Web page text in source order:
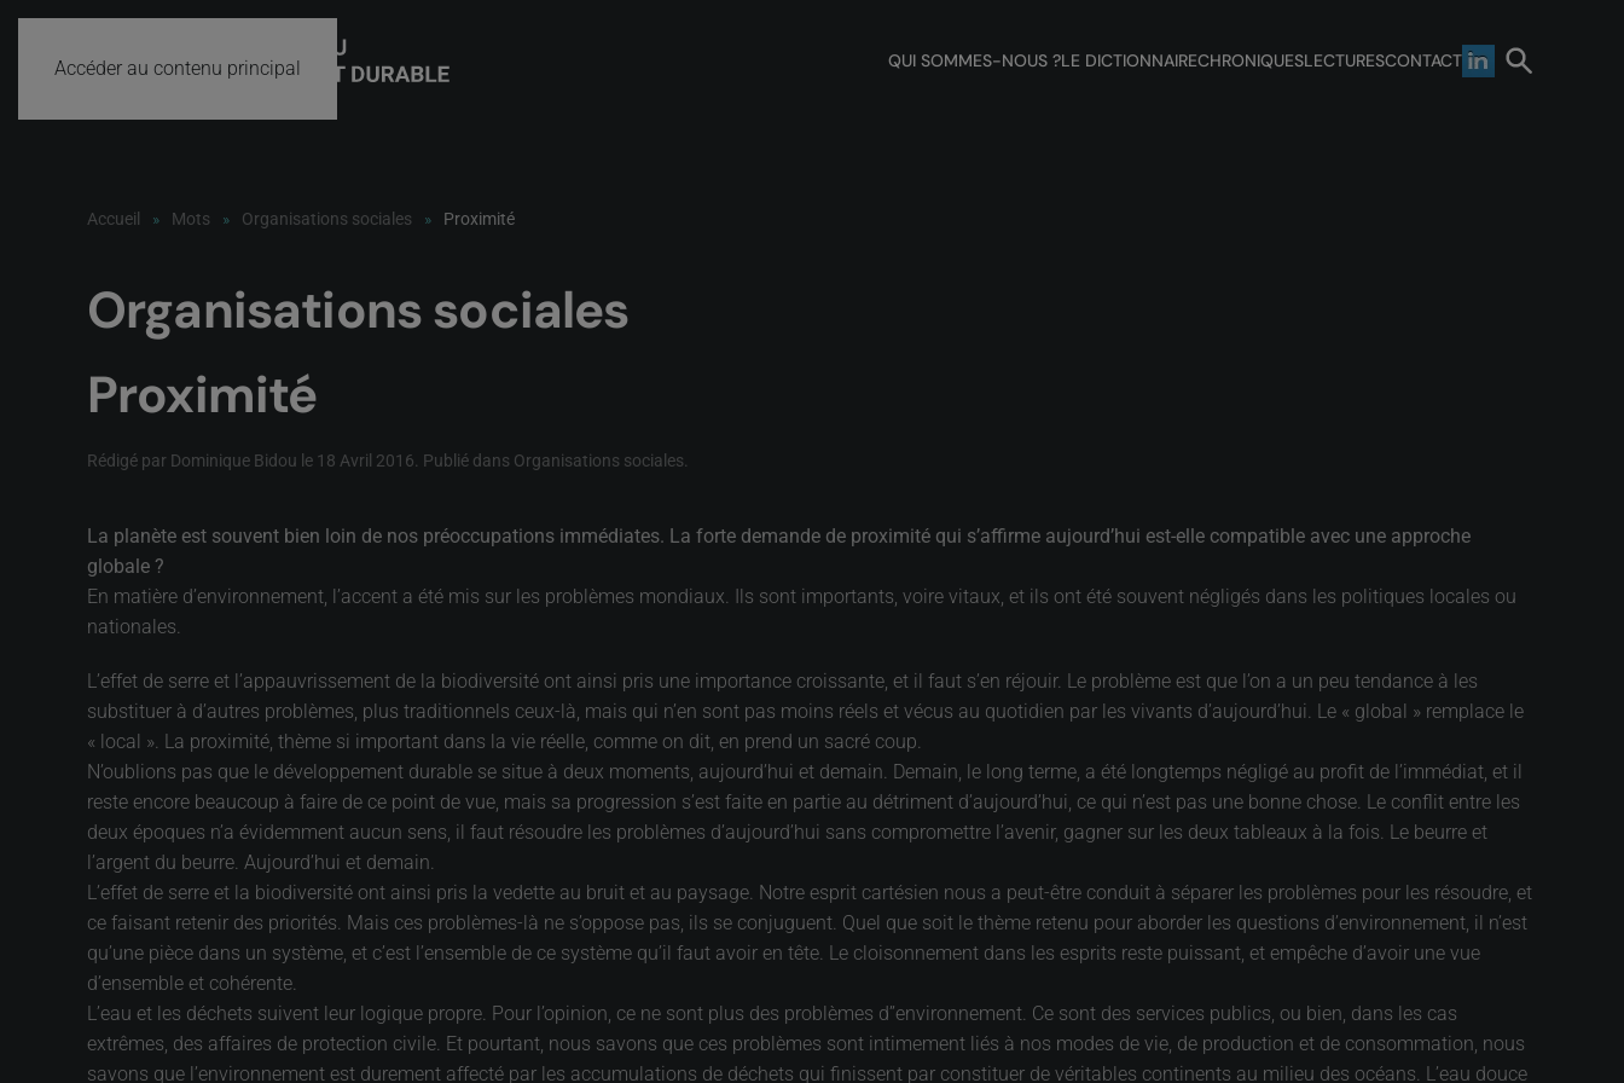
Accéder au contenu principal QUI SOMMES-NOUS ?LE DICTIONNAIRECHRONIQUESLECTURESCONTACT
Accueil Mots Organisations sociales Proximité
Organisations sociales
Proximité
Rédigé par Dominique Bidou le 18 Avril 2016 . Publié dans Organisations sociales
La planète est souvent bien loin de nos préoccupations immédiates. La forte demande de proximité qui s’affirme aujourd’hui est-elle compatible avec une approche
globale ?
En matière d’environnement, l’accent a été mis sur les problèmes mondiaux. Ils sont importants, voire vitaux, et ils ont été souvent négligés dans les politiques locales ou
nationales.
L’effet de serre et l’appauvrissement de la biodiversité ont ainsi pris une importance croissante, et il faut s’en réjouir. Le problème est que l’on a un peu tendance à les
substituer à d’autres problèmes, plus traditionnels ceux-là, mais qui n’en sont pas moins réels et vécus au quotidien par les vivants d’aujourd’hui. Le « global » remplace le
« local ». La proximité, thème si important dans la vie réelle, comme on dit, en prend un sacré coup.
N’oublions pas que le développement durable se situe à deux moments, aujourd’hui et demain. Demain, le long terme, a été longtemps négligé au profit de l’immédiat, et il
reste encore beaucoup à faire de ce point de vue, mais sa progression s’est faite en partie au détriment d’aujourd’hui, ce qui n’est pas une bonne chose. Le conflit entre les
deux époques n’a évidemment aucun sens, il faut résoudre les problèmes d’aujourd’hui sans compromettre l’avenir, gagner sur les deux tableaux à la fois. Le beurre et
l’argent du beurre. Aujourd’hui et demain.
L’effet de serre et la biodiversité ont ainsi pris la vedette au bruit et au paysage. Notre esprit cartésien nous a peut-être conduit à séparer les problèmes pour les résoudre, et
ce faisant retenir des priorités. Mais ces problèmes-là ne s’oppose pas, ils se conjuguent. Quel que soit le thème retenu pour aborder les questions d’environnement, il n’est
qu’une pièce dans un système, et c’est l’ensemble de ce système qu’il faut avoir en tête. Le cloisonnement dans les esprits reste puissant, et empêche d’avoir une vue
d’ensemble et cohérente.
L’eau et les déchets suivent leur logique propre. Pour l’opinion, ce ne sont plus des problèmes d’’environnement. Ce sont des services publics, ou bien, dans les cas
extrêmes, des affaires de protection civile. Et pourtant, nous savons que ces problèmes sont intimement liés à nos modes de vie, de production et de consommation, nous
savons que l’environnement est durement affecté par les accumulations de déchets qui finissent par constituer de véritables continents au milieu des océans. L’eau douce